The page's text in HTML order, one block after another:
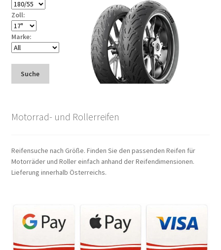
Zoll:
Marke:
Suche
Motorrad- und Rollerreifen
Reifensuche nach Größe. Finden Sie den passenden Reifen für
Motorräder und Roller einfach anhand der Reifendimensionen.
Lieferung innerhalb Österreichs.